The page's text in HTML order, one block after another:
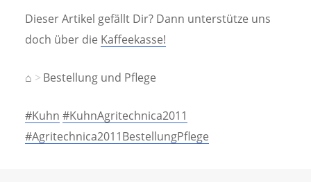
Dieser Artikel gefällt Dir? Dann unterstütze uns
doch über die Kaffeekasse!
⌂ Bestellung und Pflege
#Kuhn #KuhnAgritechnica2011
#Agritechnica2011BestellungPflege